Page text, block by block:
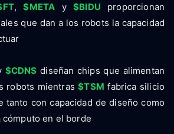
,$META y$BIDU proporcionan
que dan a los robots la capacidad
$CDNS diseñan chips que alimentan
robots mientras$TSM fabrica silicio
tanto con capacidad de diseño como
en el borde